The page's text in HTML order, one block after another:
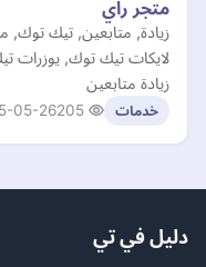
متجر راي
زيادة, متابعين, تيك
لايكات تيك توك, يوزرات
زيادة متابعين
خدمات 05-26
دليل في تي